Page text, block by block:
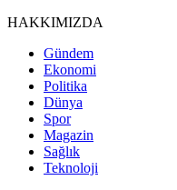
HAKKIMIZDA
Gündem
Ekonomi
Politika
Dünya
Spor
Magazin
Sağlık
Teknoloji